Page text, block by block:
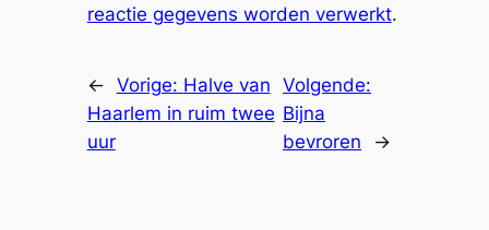
reactie gegevens worden verwerkt.
← Vorige: Halve van
Haarlem in ruim twee
uur
Volgende:
Bijna
bevroren
→